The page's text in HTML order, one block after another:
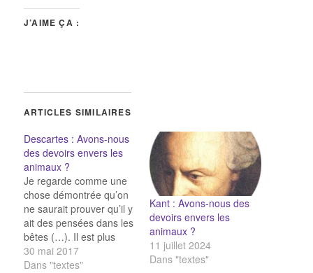
J’AIME ÇA :
ARTICLES SIMILAIRES
Descartes : Avons-nous
des devoirs envers les
animaux ?
Je regarde comme une
chose démontrée qu’on
ne saurait prouver qu’il y
ait des pensées dans les
bêtes (…). Il est plus
probable de faire
mouvoir comme des
30 mai 2017
Dans "textes"
Kant : Avons-nous des
devoirs envers les
animaux ?
11 juillet 2024
Dans "textes"